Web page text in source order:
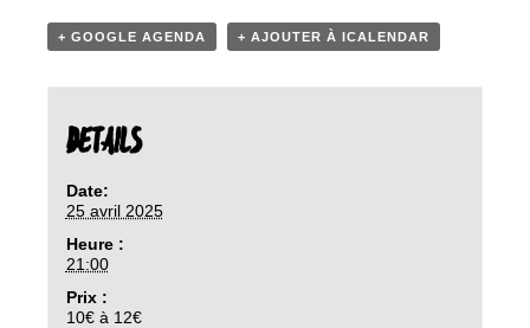
+ GOOGLE AGENDA + AJOUTER À ICALENDAR
DETAILS
Date:
25 avril 2025
Heure :
21:00
Prix :
10€ à 12€